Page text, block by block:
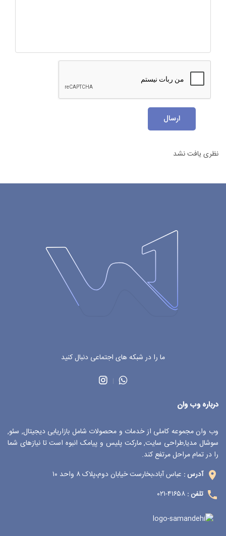
ارسال
نظری یافت نشد
درباره وب وان
وب وان مجموعه کاملی از خدمات و محصولات شامل بازاریابی دیجیتال, سئو,
سوشال مدیا,طراحی سایت, مارکت پلیس و پیامک انبوه است تا نیازهای شما
را در تمام مراحل مرتفع کند.
آدرس : عباس آباد،بخارست خیابان دوم،پلاک ۸ واحد ۱۰
تلفن : ۴۱۶۵۸-۰۲۱
ما را در شبکه های اجتماعی دنبال کنید